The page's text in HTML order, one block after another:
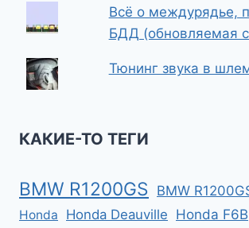
Всё о междурядье,
БДД (обновляемая
Тюнинг звука в
КАКИЕ-ТО ТЕГИ
BMW R1200GS BMW
Honda Honda Deauville Honda F6B